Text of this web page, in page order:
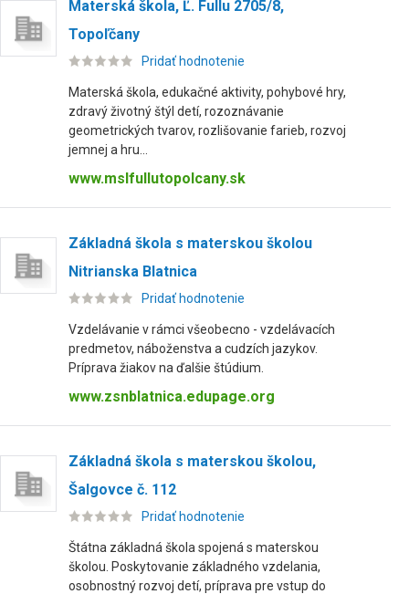
Materská škola, Ľ. Fullu 2705/8,
Topoľčany
Pridať hodnotenie
Materská škola, edukačné aktivity, pohybové hry,
zdravý životný štýl detí, rozoznávanie
geometrických tvarov, rozlišovanie farieb, rozvoj
jemnej a hru...
www.mslfullutopolcany.sk
Základná škola s materskou školou
Nitrianska Blatnica
Pridať hodnotenie
Vzdelávanie v rámci všeobecno - vzdelávacích
predmetov, náboženstva a cudzích jazykov.
Príprava žiakov na ďalšie štúdium.
www.zsnblatnica.edupage.org
Základná škola s materskou školou,
Šalgovce č. 112
Pridať hodnotenie
Štátna základná škola spojená s materskou
školou. Poskytovanie základného vzdelania,
osobnostný rozvoj detí, príprava pre vstup do